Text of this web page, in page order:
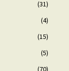
(31)
(4)
(15)
(5)
(70)